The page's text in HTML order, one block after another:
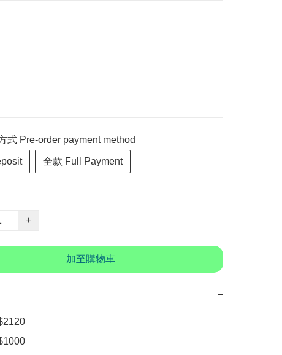
式 Pre-order payment method
全款 Full Payment
+
加至購物車
−